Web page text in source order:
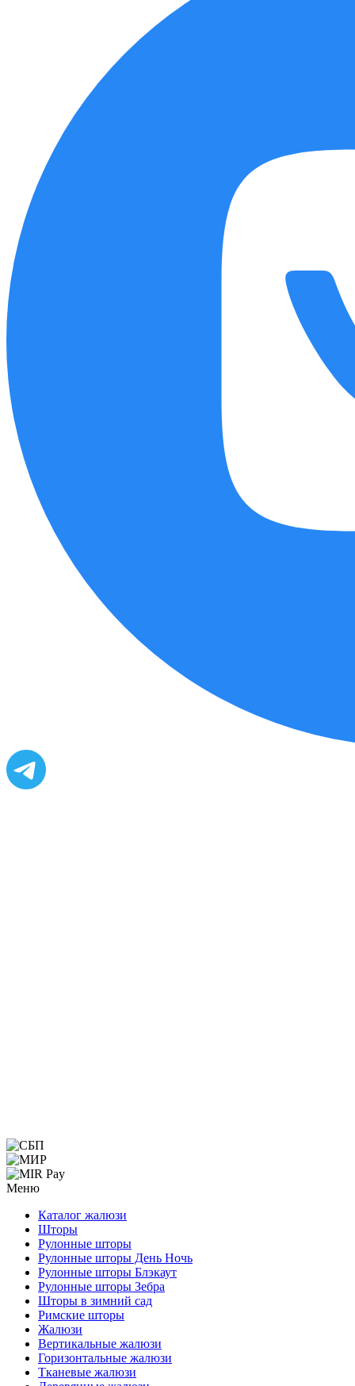
Меню
Каталог жалюзи
Шторы
Рулонные шторы
Рулонные шторы День Ночь
Рулонные шторы Блэкаут
Рулонные шторы Зебра
Шторы в зимний сад
Римские шторы
Жалюзи
Вертикальные жалюзи
Горизонтальные жалюзи
Тканевые жалюзи